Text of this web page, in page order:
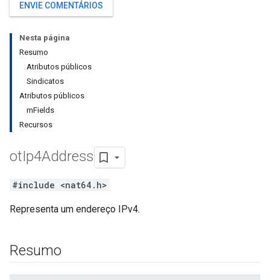
ENVIE COMENTÁRIOS
Nesta página
Resumo
Atributos públicos
Sindicatos
Atributos públicos
mFields
Recursos
otIp4Address
#include <nat64.h>
Representa um endereço IPv4.
Resumo